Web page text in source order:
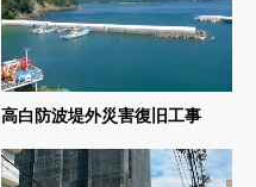
高白防波堤外災害復旧工事